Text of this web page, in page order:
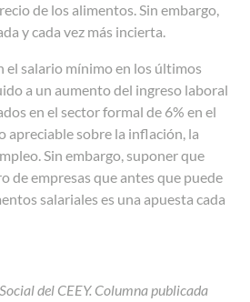
de los alimentos. Sin embargo,
y cada vez más incierta.
el salario mínimo en los últimos
a un aumento del ingreso laboral
en el sector formal de 6% en el
apreciable sobre la inflación, la
Sin embargo, suponer que
de empresas que antes que puede
salariales es una apuesta cada
del CEEY. Columna publicada